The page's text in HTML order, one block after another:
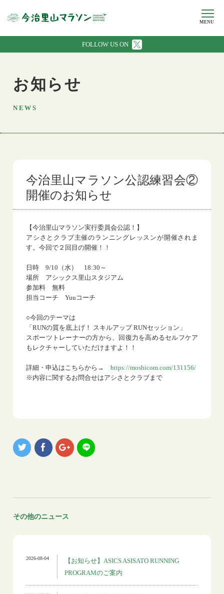
MENU
FOLLOW US ON
お知らせ
NEWS
今治里山マラソン公認練習会②
開催のお知らせ
【今治里山マラソン実行委員会公認！】
アシさとクラブ主催のランニングレッスンが開催されま
す。今回で２回目の開催！！
日時 9/10（水） 18:30～
場所 アシックス里山スタジアム
参加料 無料
担当コーチ Yuuコーチ
○今回のテーマは
「RUNの質を底上げ！ スキルアップ RUNセッション」
スポーツトレーナーの方から、回復力を高めるセルフケア
もレクチャーしていただけますよ！！
詳細・申込はこちらから→ https://moshicom.com/131156/
※内容に関するお問合せはアシさとクラブまで
その他のニュース
2026-08-04
【お知らせ】ASICS ASISATO RUNNING
PROGRAMのご案内